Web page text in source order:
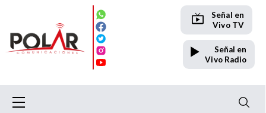
Señal en
Vivo TV
Señal en
Vivo Radio